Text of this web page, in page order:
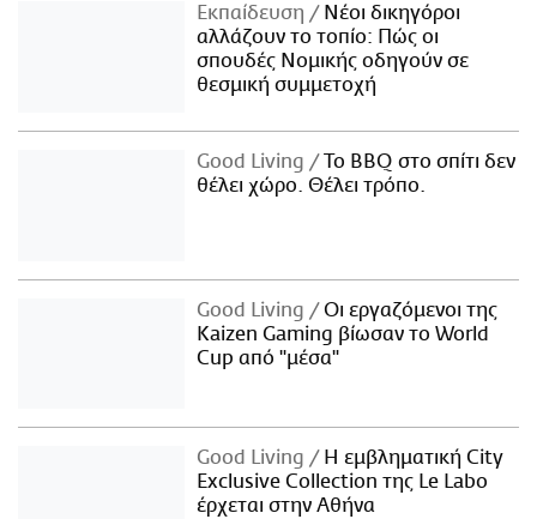
Εκπαίδευση
Νέοι δικηγόροι
αλλάζουν το τοπίο: Πώς οι
σπουδές Νομικής οδηγούν σε
θεσμική συμμετοχή
Good Living
Το BBQ στο σπίτι δεν
θέλει χώρο. Θέλει τρόπο.
Good Living
Οι εργαζόμενοι της
Kaizen Gaming βίωσαν το World
Cup από "μέσα"
Good Living
Η εμβληματική City
Exclusive Collection της Le Labo
έρχεται στην Αθήνα